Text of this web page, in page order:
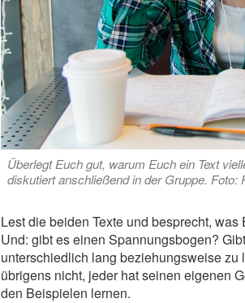
Überlegt Euch gut, warum Euch ein Text
diskutiert anschließend in der Gruppe. Foto:
Lest die beiden Texte und besprecht,
Und: gibt es einen Spannungsbogen?
unterschiedlich lang beziehungsweise
übrigens nicht, jeder hat seinen eigenen
den Beispielen lernen.